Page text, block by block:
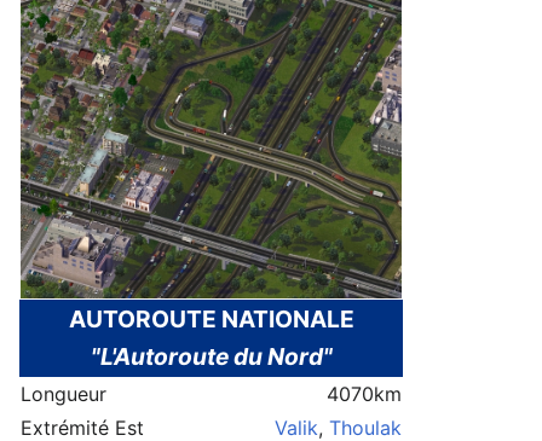
AUTOROUTE NATIONALE
"L'Autoroute du Nord"
Longueur
4070km
Extrémité Est
Valik, Thoulak